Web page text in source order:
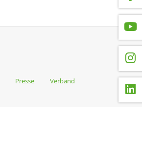
Presse
Verband